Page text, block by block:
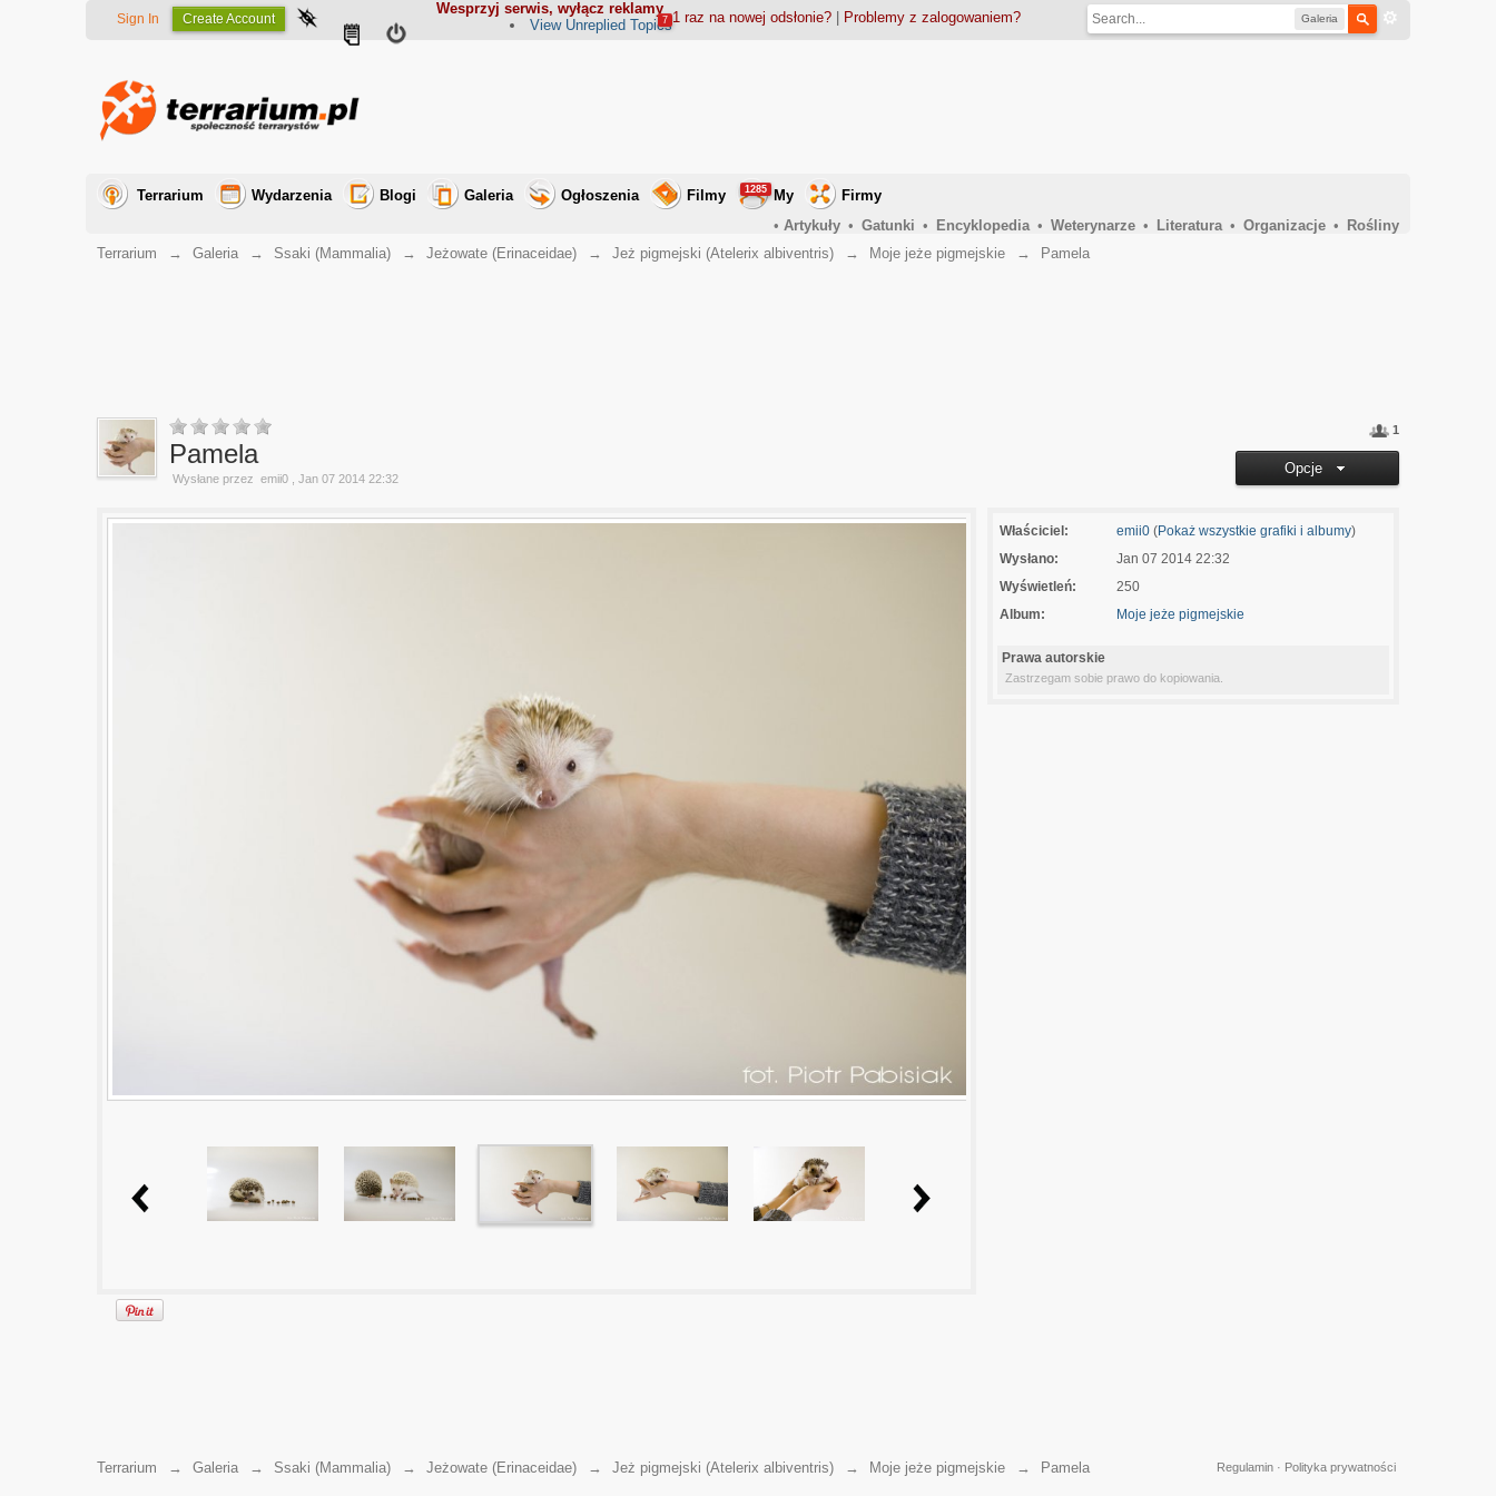
Wesprzyj serwis, wyłącz reklamy
Galeria
Sign In Create Account 1 raz na nowej odsłonie?| Problemy z zalogowaniem?
View Unreplied Topics
7
Terrarium Wydarzenia Blogi Galeria Ogłoszenia Filmy My
1285
Firmy
• Artykuły • Gatunki • Encyklopedia • Weterynarze • Literatura • Organizacje •
Rośliny
Terrarium
→ Galeria → Ssaki (Mammalia) → Jeżowate (Erinaceidae) → Jeż pigmejski (Atelerix albiventris) → Moje jeże pigmejskie → Pamela
1
Opcje
Pamela
Wysłane przez emii0 , Jan 07 2014 22:32
Właściciel: emii0(Pokaż wszystkie grafiki i albumy)
Wysłano:
Jan 07 2014 22:32
Wyświetleń:
250
Album:
Moje jeże pigmejskie
Prawa autorskie
Zastrzegam sobie prawo do kopiowania.
Terrarium → Galeria → Ssaki (Mammalia) → Jeżowate (Erinaceidae) → Jeż pigmejski (Atelerix albiventris) → Moje jeże pigmejskie → Pamela Polityka prywatności
Regulamin·